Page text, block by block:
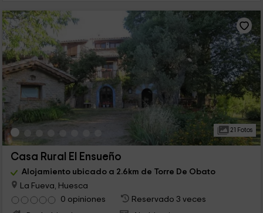
21 Fotos
Casa Rural El Ensueño
Alojamiento ubicado a 2.6km de Torre De Obato
La Fueva, Huesca
0 opiniones
Reservado 3 veces